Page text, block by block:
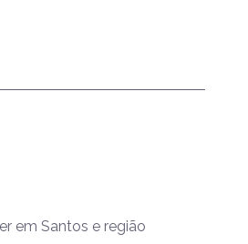
em Santos e região